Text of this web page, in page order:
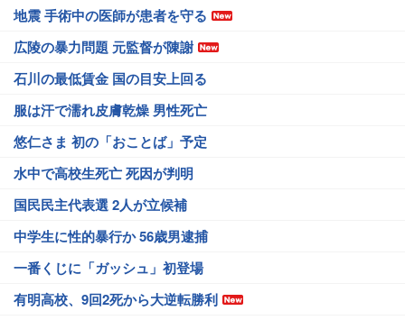
地震 手術中の医師が患者を守る
広陵の暴力問題 元監督が陳謝
石川の最低賃金 国の目安上回る
服は汗で濡れ皮膚乾燥 男性死亡
悠仁さま 初の「おことば」予定
水中で高校生死亡 死因が判明
国民民主代表選 2人が立候補
中学生に性的暴行か 56歳男逮捕
一番くじに「ガッシュ」初登場
有明高校、9回2死から大逆転勝利